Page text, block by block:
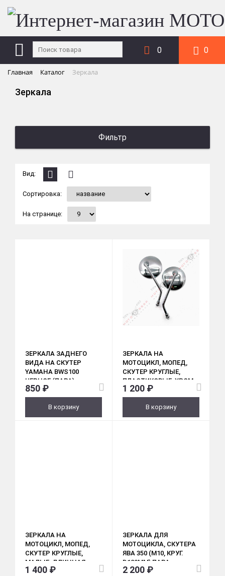
0 0
Главная Каталог Зеркала
Зеркала
Фильтр
Вид:
Сортировка:
На странице:
ЗЕРКАЛА ЗАДНЕГО
ВИДА НА СКУТЕР
YAMAHA BWS100
ЧЕРНОЕ (ПАРА)
850 ₽
В корзину
ЗЕРКАЛА НА
МОТОЦИКЛ, МОПЕД,
СКУТЕР КРУГЛЫЕ,
ПЛАСТИКОВЫЕ, ХРОМ
(М10, D 100ММ)
1 200 ₽
В корзину
ЗЕРКАЛА НА
МОТОЦИКЛ, МОПЕД,
СКУТЕР КРУГЛЫЕ,
МАЛЫЕ, ДЛИННАЯ
СТОЙКА, МЕТАЛЛ,
1 400 ₽
ЗЕРКАЛА ДЛЯ
МОТОЦИКЛА, СКУТЕРА
ЯВА 350 (M10, КРУГ.
D120ММ) ПАРА
2 200 ₽